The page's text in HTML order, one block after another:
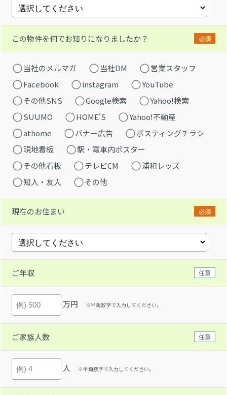
この物件を何でお知りになりましたか？ 必須
当社のメルマガ 当社DM
営業スタッフ
Facebook
instagram
YouTube
その他SNS
Google検索
Yahoo!検索
SUUMO
HOME'S
Yahoo!不動産
athome
バナー広告
ポスティングチラシ
現地看板
駅・電車内ポスター
その他看板
テレビCM
浦和レッズ
知人・友人
その他
現在のお住まい 必須
ご年収 任意
万円 ※半角数字で入力してください。
ご家族人数 任意
人 ※半角数字で入力してください。